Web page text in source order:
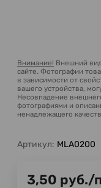
Внимание! Внешний
сайте. Фотографии
в зависимости от
вашего устройства,
Несовпадение
фотографиями и
ненадлежащего
Артикул: MLA0200
3,50 руб./